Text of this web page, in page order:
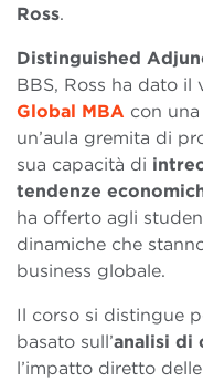
Ross.
Distinguished
BBS, Ross ha dato il
Global MBA con
un’aula gremita di
sua capacità di
tendenze
ha offerto agli
dinamiche che
business globale.
Il corso si distingue
basato sull’analisi di
l’impatto diretto